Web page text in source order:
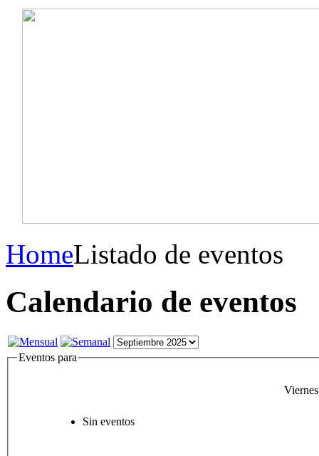
HomeListado de eventos
Calendario de eventos
Eventos para
Sin eventos